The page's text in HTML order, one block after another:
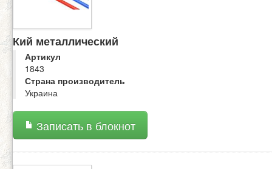
Кий металлический
Артикул
1843
Страна производитель
Украина
Записать в блокнот